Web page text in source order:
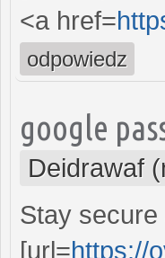
<a href=
odpowiedz
google
Deidrawaf
Stay
[url=https://